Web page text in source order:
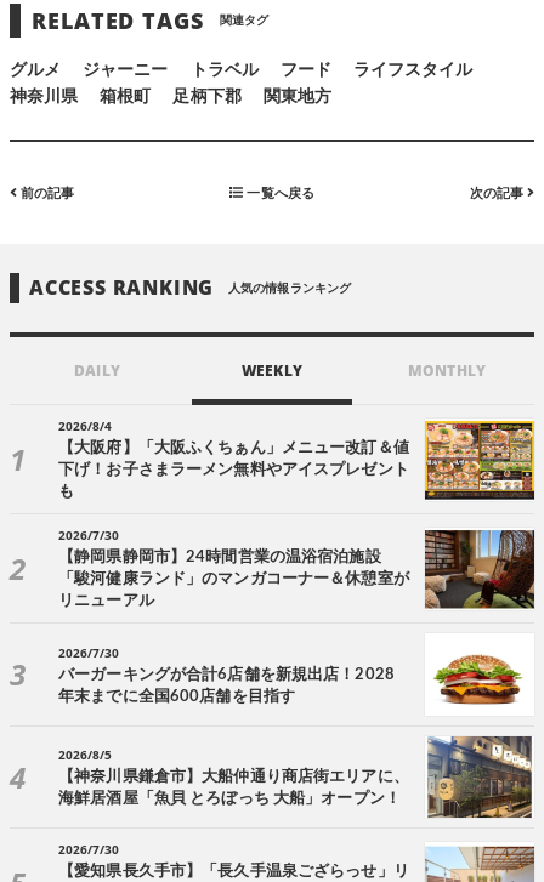
RELATED TAGS 関連タグ
グルメ ジャーニー トラベル フード
ライフスタイル
神奈川県
箱根町 足柄下郡 関東地方
前の記事 一覧へ戻る 次の記事
ACCESS RANKING 人気の情報ランキング
DAILY WEEKLY MONTHLY
2026/8/4
【大阪府】「大阪ふくちぁん」メニュー改訂＆値
下げ！お子さまラーメン無料やアイスプレゼント
も
2026/7/30
【静岡県静岡市】24時間営業の温浴宿泊施設
「駿河健康ランド」のマンガコーナー＆休憩室が
リニューアル
2026/7/30
バーガーキングが合計6店舗を新規出店！2028
年末までに全国600店舗を目指す
2026/8/5
【神奈川県鎌倉市】大船仲通り商店街エリアに、
海鮮居酒屋「魚貝 とろぼっち 大船」オープン！
2026/7/30
【愛知県長久手市】「長久手温泉ござらっせ」リ